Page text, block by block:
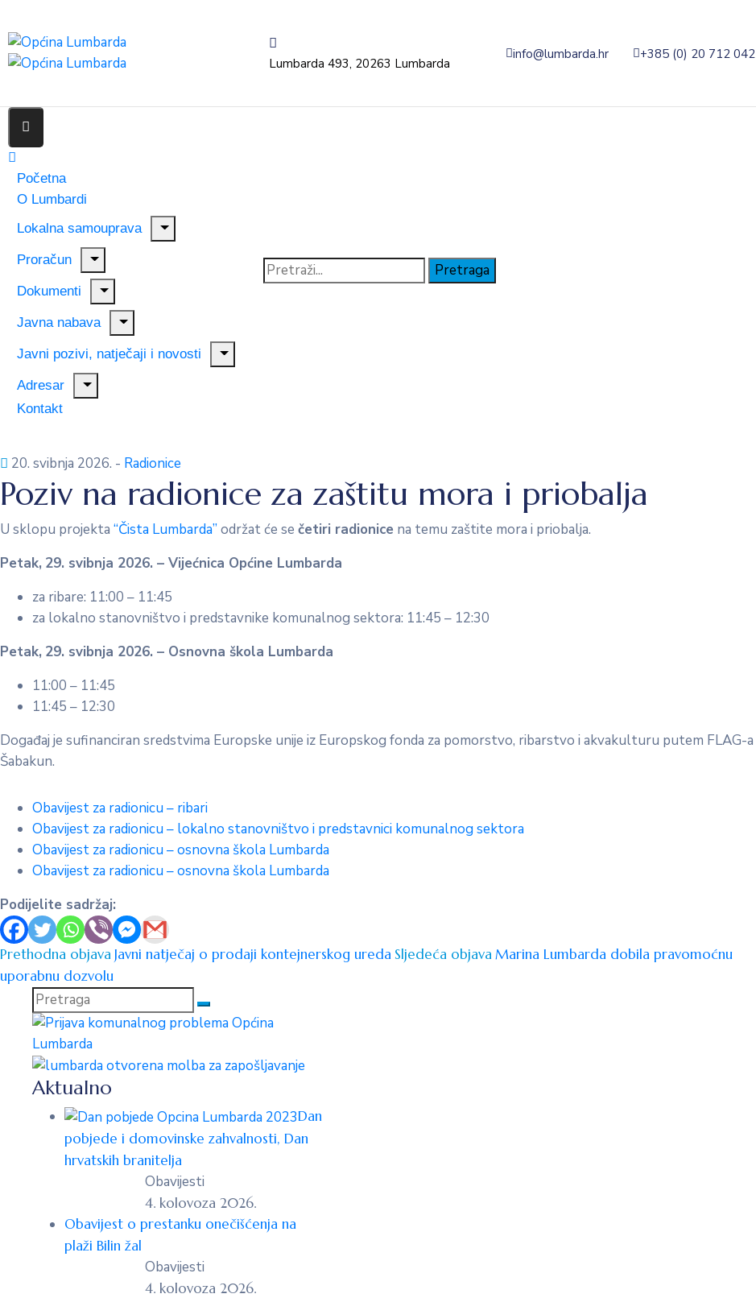
Lumbarda 493, 20263 Lumbarda
info@lumbarda.hr +385 (0) 20 712 042
Početna
O Lumbardi
Lokalna samouprava
Proračun
Dokumenti
Javna nabava
Javni pozivi, natječaji i novosti
Adresar
Kontakt
20. svibnja 2026. - Radionice
Poziv na radionice za zaštitu mora i priobalja
U sklopu projekta “Čista Lumbarda”održat će se četiri radionice na temu zaštite mora i priobalja.
Petak, 29. svibnja 2026. – Vijećnica Općine Lumbarda
za ribare: 11:00 – 11:45
za lokalno stanovništvo i predstavnike komunalnog sektora: 11:45 – 12:30
Petak, 29. svibnja 2026. – Osnovna škola Lumbarda
11:00 – 11:45
11:45 – 12:30
Događaj je sufinanciran sredstvima Europske unije iz Europskog fonda za pomorstvo, ribarstvo i akvakulturu putem FLAG-a
Šabakun.
Obavijest za radionicu – ribari
Obavijest za radionicu – lokalno stanovništvo i predstavnici komunalnog sektora
Obavijest za radionicu – osnovna škola Lumbarda
Obavijest za radionicu – osnovna škola Lumbarda
Podijelite sadržaj:
Prethodna objavaJavni natječaj o prodaji kontejnerskog uredaSljedeća objavaMarina Lumbarda dobila pravomoćnu
uporabnu dozvolu
Aktualno
Dan
pobjede i domovinske zahvalnosti, Dan
hrvatskih branitelja
Obavijesti
4. kolovoza 2026.
Obavijest o prestanku onečišćenja na
plaži Bilin žal
Obavijesti
4. kolovoza 2026.